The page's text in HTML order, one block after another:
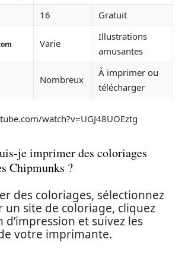
16 Gratuit
Varie
Illustrations
amusantes
Nombreux
À imprimer ou
télécharger
watch?v=UGJ48UOEztg
je imprimer des coloriages
Chipmunks ?
des coloriages, sélectionnez
un site de coloriage, cliquez
et suivez les
votre imprimante.